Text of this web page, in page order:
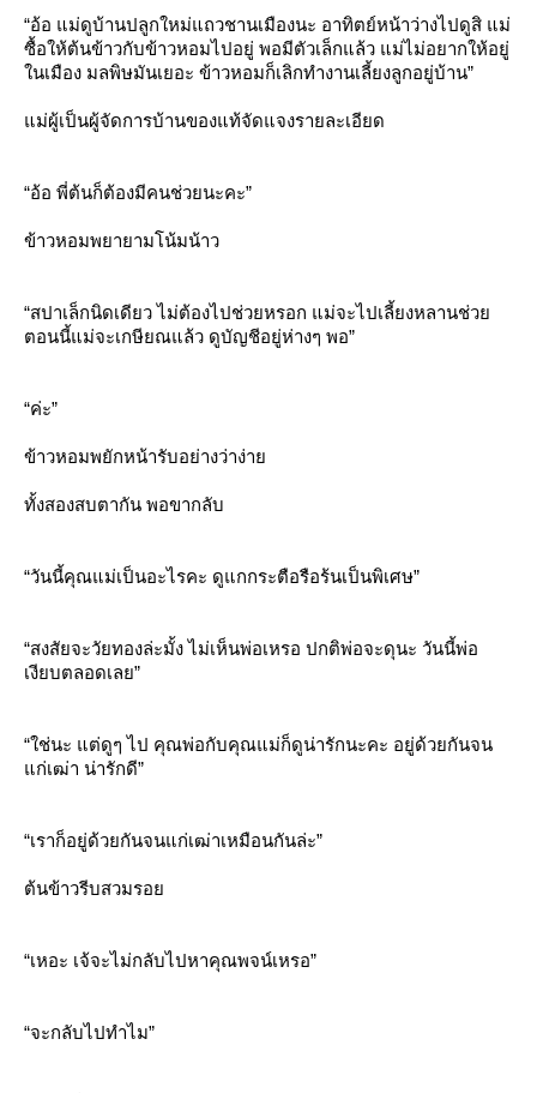
“อ้อ แม่ดูบ้านปลูกใหม่แถวชานเมืองนะ อาทิตย์หน้าว่างไปดูสิ แม่
ซื้อให้ต้นข้าวกับข้าวหอมไปอยู่ พอมีตัวเล็กแล้ว แม่ไม่อยากให้อยู่
นเมือง มลพิษมันเยอะ ข้าวหอมก็เลิกทำงานเลี้ยงลูกอยู่บ้าน”
ม่ผู้เป็นผู้จัดการบ้านของแท้จัดแจงรายละเอียด
“อ้อ พี่ต้นก็ต้องมีคนช่วยนะคะ”
ข้าวหอมพยายามโน้มน้าว
“สปาเล็กนิดเดียว ไม่ต้องไปช่วยหรอก แม่จะไปเลี้ยงหลานช่ว
ตอนนี้แม่จะเกษียณแล้ว ดูบัญชีอยู่ห่างๆ พอ”
“ค่ะ”
ข้าวหอมพยักหน้ารับอย่างว่าง่า
ทั้งสองสบตากัน พอขากลับ
“วันนี้คุณแม่เป็นอะไรคะ ดูแกกระตือรือร้นเป็นพิเศษ”
“สงสัยจะวัยทองล่ะมั้ง ไม่เห็นพ่อเหรอ ปกติพ่อจะดุนะ วันนี้พ่อ
เงียบตลอดเลย”
“ใช่นะ แต่ดูๆ ไป คุณพ่อกับคุณแม่ก็ดูน่ารักนะคะ อยู่ด้วยกันจน
ก่เฒ่า น่ารักดี”
“เราก็อยู่ด้วยกันจนแก่เฒ่าเหมือนกันล่ะ”
ต้นข้าวรีบสวมรอ
“เหอะ เจ้จะไม่กลับไปหาคุณพจน์เหรอ”
“จะกลับไปทำไม”